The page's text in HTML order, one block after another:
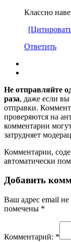
Классно
Ответить
Не отправляйте
раза, даже если вы
отправки.
проверяются на
комментарии
затрудняет
Комментарии,
автоматически
Добавить
Ваш адрес email не
помечены *
Комментарий: *